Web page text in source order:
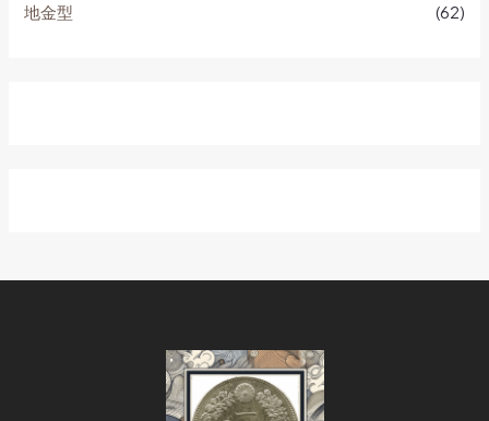
地金型
(62)